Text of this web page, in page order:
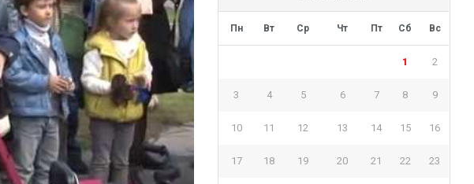
Пн Вт Ср Чт Пт Сб Вс
1 2
3 4 5 6 7 8 9
10 11 12 13 14 15 16
17 18 19 20 21 22 23